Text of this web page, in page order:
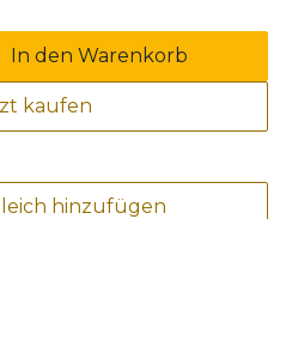
In den Warenkorb
kaufen
hinzufügen